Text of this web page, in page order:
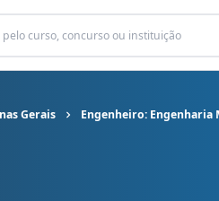
Gerais Engenheiro: Engenharia